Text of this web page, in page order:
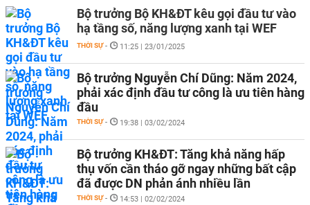
Bộ trưởng Bộ KH&ĐT kêu gọi đầu tư vào
hạ tầng số, năng lượng xanh tại WEF
THỜI SỰ - 11:25 | 23/01/2025
Bộ trưởng Nguyễn Chí Dũng: Năm 2024,
phải xác định đầu tư công là ưu tiên hàng
đầu
THỜI SỰ - 19:38 | 03/02/2024
Bộ trưởng KH&ĐT: Tăng khả năng hấp
thụ vốn cần tháo gỡ ngay những bất cập
đã được DN phản ánh nhiều lần
THỜI SỰ - 14:53 | 02/02/2024